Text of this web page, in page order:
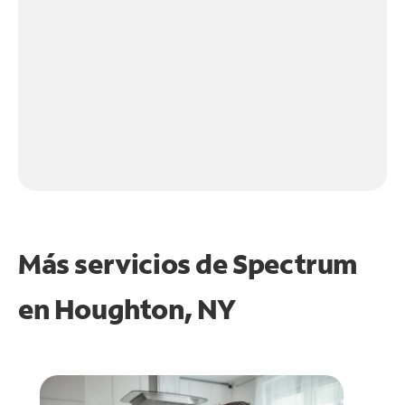
Más servicios de Spectrum
en Houghton, NY